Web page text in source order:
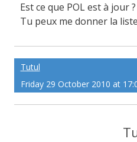
Est ce que POL est à jour ?
Tu peux me donner la
Tutul
Friday 29 October 2010 at